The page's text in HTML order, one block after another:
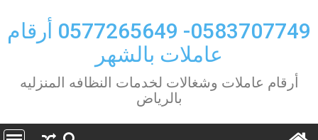
to
content
0583707749- 0577265649 أرقام
عاملات بالشهر
أرقام عاملات وشغالات لخدمات النظافه المنزليه
بالرياض